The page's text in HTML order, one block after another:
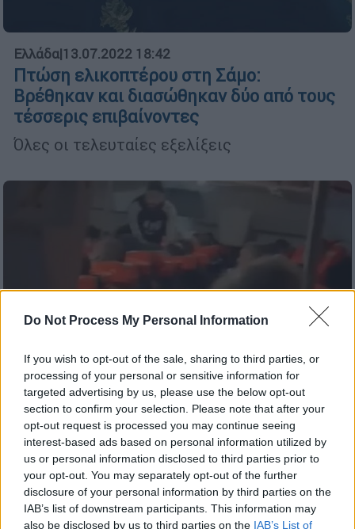
Do Not Process My Personal Information
If you wish to opt-out of the sale, sharing to third parties, or
processing of your personal or sensitive information for
targeted advertising by us, please use the below opt-out
section to confirm your selection. Please note that after your
opt-out request is processed you may continue seeing
interest-based ads based on personal information utilized by
us or personal information disclosed to third parties prior to
your opt-out. You may separately opt-out of the further
disclosure of your personal information by third parties on the
IAB’s list of downstream participants. This information may
also be disclosed by us to third parties on the IAB’s List of
Ελλάδα|13.07.2022 18:42
Πτώση ελικοπτέρου στη Σάμο:
Βρέθηκαν και διασώθηκαν δύο από τους
τέσσερις επιβαίνοντες
Όλες οι τελευταίες εξελίξεις
Ελλάδα| 18.02.2022 16:19
Εικόνες από διασωθέντες σε σωσίβια
λέμβο του Euroferry Olympia
Η φωτιά στο πλοίο, που ταξίδευε από την
Ηγουμενίτσα με προορισμό το Μπρίντιζι